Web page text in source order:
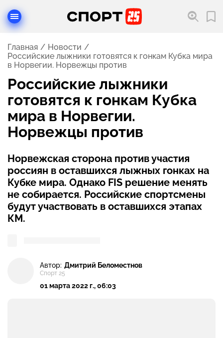
Главная
Новости
Российские лыжники готовятся к гонкам Кубка мира
в Норвегии. Норвежцы против
Российские лыжники
готовятся к гонкам Кубка
мира в Норвегии.
Норвежцы против
Норвежская сторона против участия
россиян в оставшихся лыжных гонках на
Кубке мира. Однако FIS решение менять
не собирается. Российские спортсмены
будут участвовать в оставшихся этапах
КМ.
Автор: Дмитрий Беломестнов
Спорт 25
01 марта 2022 г., 06:03